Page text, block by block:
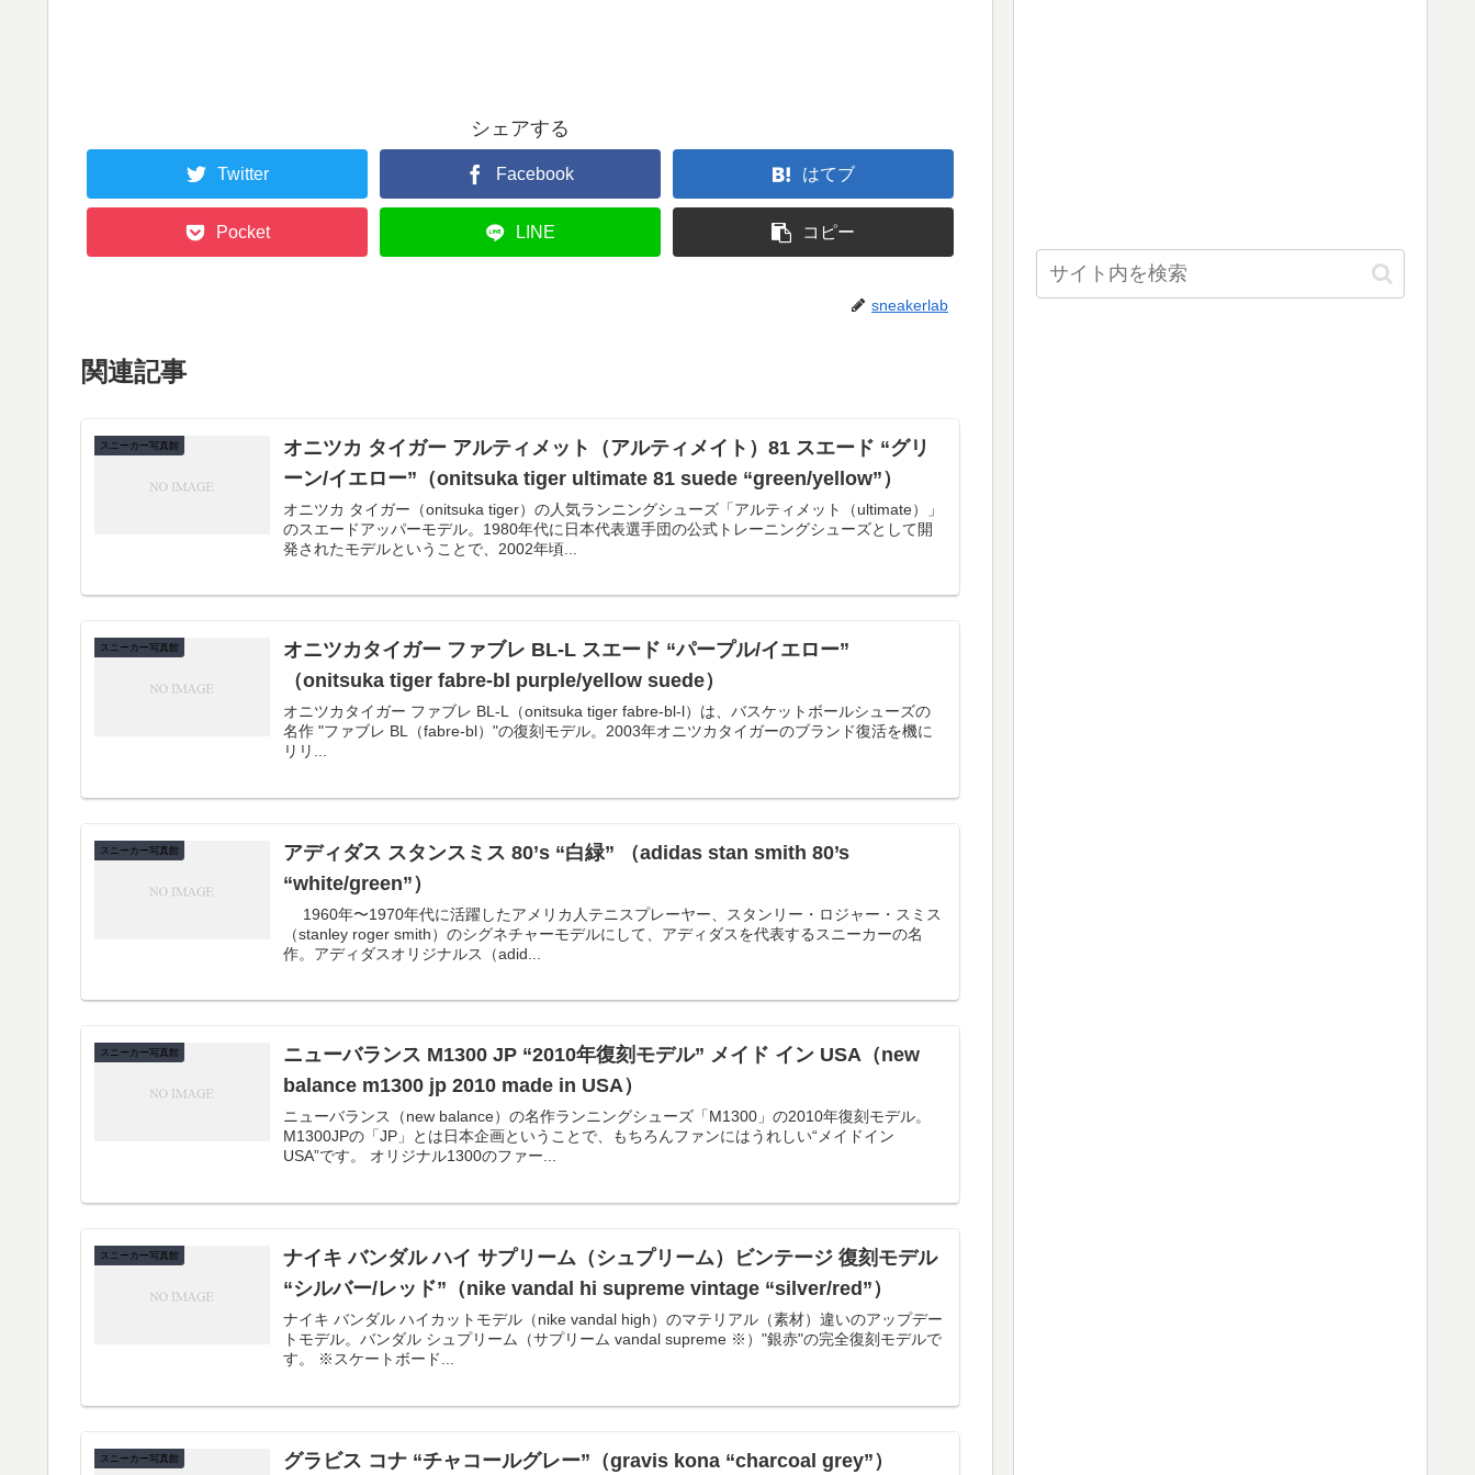
シェアする
Twitter Facebook はてブ
Pocket LINE コピー
sneakerlab
関連記事
スニーカー写真館
オニツカ タイガー アルティメット（アルティメイト）81 スエード “グリ
ーン/イエロー”（onitsuka tiger ultimate 81 suede “green/yellow”）
オニツカ タイガー（onitsuka tiger）の人気ランニングシューズ「アルティメット（ultimate）」
のスエードアッパーモデル。1980年代に日本代表選手団の公式トレーニングシューズとして開
発されたモデルということで、2002年頃...
スニーカー写真館
オニツカタイガー ファブレ BL-L スエード “パープル/イエロー”
（onitsuka tiger fabre-bl purple/yellow suede）
オニツカタイガー ファブレ BL-L（onitsuka tiger fabre-bl-l）は、バスケットボールシューズの
名作 "ファブレ BL（fabre-bl）"の復刻モデル。2003年オニツカタイガーのブランド復活を機に
リリ...
スニーカー写真館
アディダス スタンスミス 80’s “白緑” （adidas stan smith 80’s
“white/green”）
（stanley roger smith）のシグネチャーモデルにして、アディダスを代表するスニーカーの名
作。アディダスオリジナルス（adid...
スニーカー写真館
ニューバランス M1300 JP “2010年復刻モデル” メイド イン USA（new
balance m1300 jp 2010 made in USA）
ニューバランス（new balance）の名作ランニングシューズ「M1300」の2010年復刻モデル。
M1300JPの「JP」とは日本企画ということで、もちろんファンにはうれしい“メイドイン
USA”です。 オリジナル1300のファー...
スニーカー写真館
ナイキ バンダル ハイ サプリーム（シュプリーム）ビンテージ 復刻モデル
“シルバー/レッド”（nike vandal hi supreme vintage “silver/red”）
ナイキ バンダル ハイカットモデル（nike vandal high）のマテリアル（素材）違いのアップデー
トモデル。バンダル シュプリーム（サプリーム vandal supreme ※）"銀赤"の完全復刻モデルで
す。 ※スケートボード...
スニーカー写真館 グラビス コナ “チャコールグレー”（gravis kona “charcoal grey”）